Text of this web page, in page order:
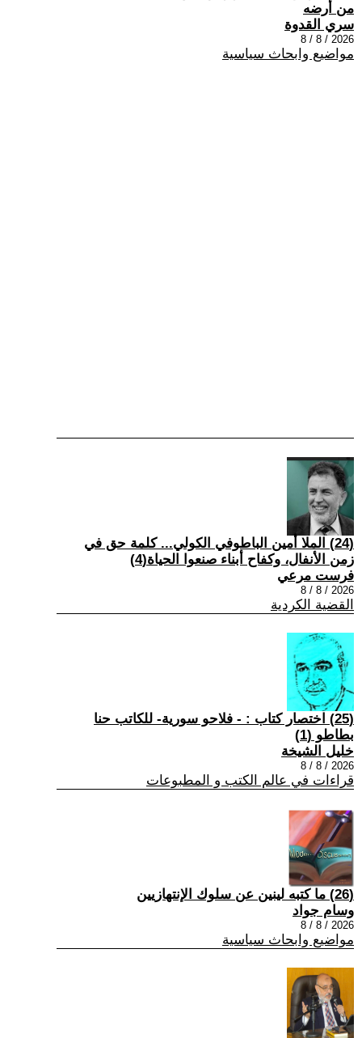
من أرضه
سري القدوة
2026 / 8 / 8
مواضيع وابحاث سياسية
(24) الملا أمين الباطوفي الكولي... كلمة حق في
زمن الأنفال، وكفاح أبناء صنعوا الحياة(4)
فرست مرعي
2026 / 8 / 8
القضية الكردية
(25) اختصار كتاب : - فلاحو سورية- للكاتب حنا
بطاطو (1)
خليل الشيخة
2026 / 8 / 8
قراءات في عالم الكتب و المطبوعات
(26) ما كتبه لينين عن سلوك الإنتهازيين
وسام جواد
2026 / 8 / 8
مواضيع وابحاث سياسية